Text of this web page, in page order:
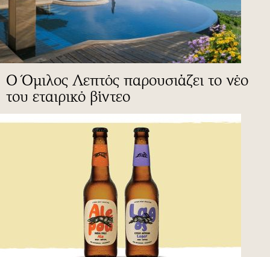
Ο Όμιλος Λεπτός παρουσιάζει το νέο
του εταιρικό βίντεο